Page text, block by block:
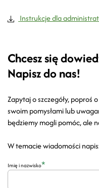
Instrukcje dla
Chcesz się
Napisz do nas!
Zapytaj o szczegóły, poproś
swoim pomysłami lub
będziemy mogli pomóc, ale
W temacie wiadomości
Imię i nazwisko*